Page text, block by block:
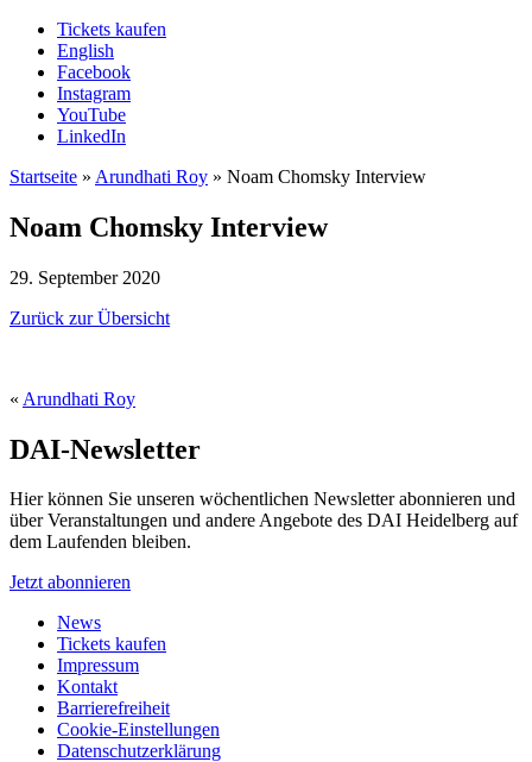
Tickets kaufen
English
Facebook
Instagram
YouTube
LinkedIn
Startseite » Arundhati Roy » Noam Chomsky Interview
Noam Chomsky Interview
29. September 2020
Zurück zur Übersicht
« Arundhati Roy
DAI-Newsletter
Hier können Sie unseren wöchentlichen Newsletter abonnieren und
über Veranstaltungen und andere Angebote des DAI Heidelberg auf
dem Laufenden bleiben.
Jetzt abonnieren
News
Tickets kaufen
Impressum
Kontakt
Barrierefreiheit
Cookie-Einstellungen
Datenschutzerklärung